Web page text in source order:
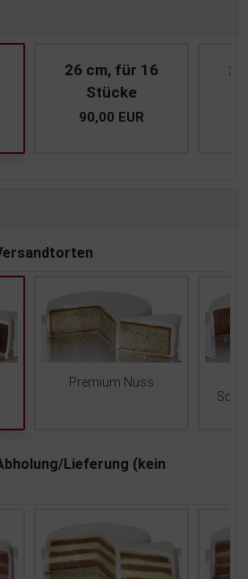
26 cm, für 16
Stücke
90,00 EUR
Premium Nuss
Lieferung (kein